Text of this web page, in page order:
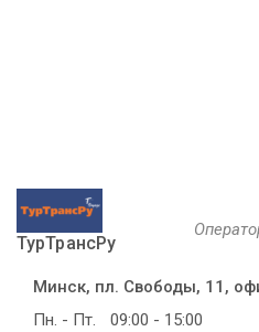
ТурТрансРу
Минск, пл. Свободы, 11,
Пн. - Пт.
09:00 - 15:00